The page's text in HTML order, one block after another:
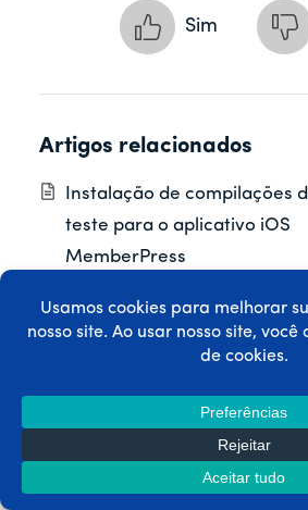
Sim
Artigos relacionados
Instalação de compilações
teste para o aplicativo iOS
MemberPress
aplicativo para o aplicativo
MemberPress para iOS ou
Configuração das definições
gerais do aplicativo no